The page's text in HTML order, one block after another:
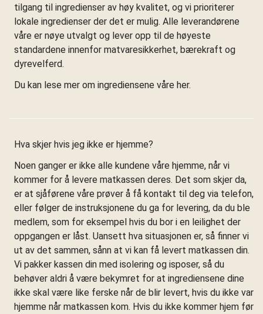
tilgang til ingredienser av høy kvalitet, og vi prioriterer
lokale ingredienser der det er mulig. Alle leverandørene
våre er nøye utvalgt og lever opp til de høyeste
standardene innenfor matvaresikkerhet, bærekraft og
dyrevelferd.
Du kan lese mer om ingrediensene våre her.
Hva skjer hvis jeg ikke er hjemme?
Noen ganger er ikke alle kundene våre hjemme, når vi
kommer for å levere matkassen deres. Det som skjer da,
er at sjåførene våre prøver å få kontakt til deg via telefon,
eller følger de instruksjonene du ga for levering, da du ble
medlem, som for eksempel hvis du bor i en leilighet der
oppgangen er låst. Uansett hva situasjonen er, så finner vi
ut av det sammen, sånn at vi kan få levert matkassen din.
Vi pakker kassen din med isolering og isposer, så du
behøver aldri å være bekymret for at ingrediensene dine
ikke skal være like ferske når de blir levert, hvis du ikke var
hjemme når matkassen kom. Hvis du ikke kommer hjem før